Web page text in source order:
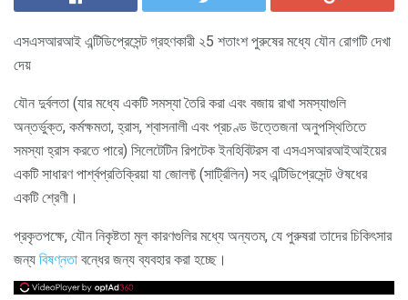
এসএসআরআই এন্টিডিপ্রেসেন্ট গ্রহণকারী ২5 শতাংশ পুরুষের মধ্যে যৌন রোগটি দেখা
দেয়
যৌন দুর্বলতা (যার মধ্যে একটি সমস্যা তৈরি করা এবং বজায় রাখা সমস্যাগুলি
অন্তর্ভুক্ত, কর্মক্ষমতা, হ্রাস, শ্বাসনালী এবং প্রচণ্ড উত্তেজনা অনুপস্থিতিতে
সমস্যা হ্রাস করতে পারে) সিলেটেটিন রিপটেক ইনহিবিটরস বা এসএসআরআইআইয়ের
একটি সাধারণ পার্শ্বপ্রতিক্রিয়া যা জোলফ্ট (সার্ট্রিলিন) সহ এন্টিডিপ্রেসেন্ট ঔষধের
একটি শ্রেণী।
প্রকৃতপক্ষে, যৌন নিকৃষ্টতা মূল কারণগুলির মধ্যে অন্যতম, যে পুরুষরা তাদের চিকিৎসার
জন্য বিষণ্নতা বন্ধের জন্য ব্যবহার করা হচ্ছে।